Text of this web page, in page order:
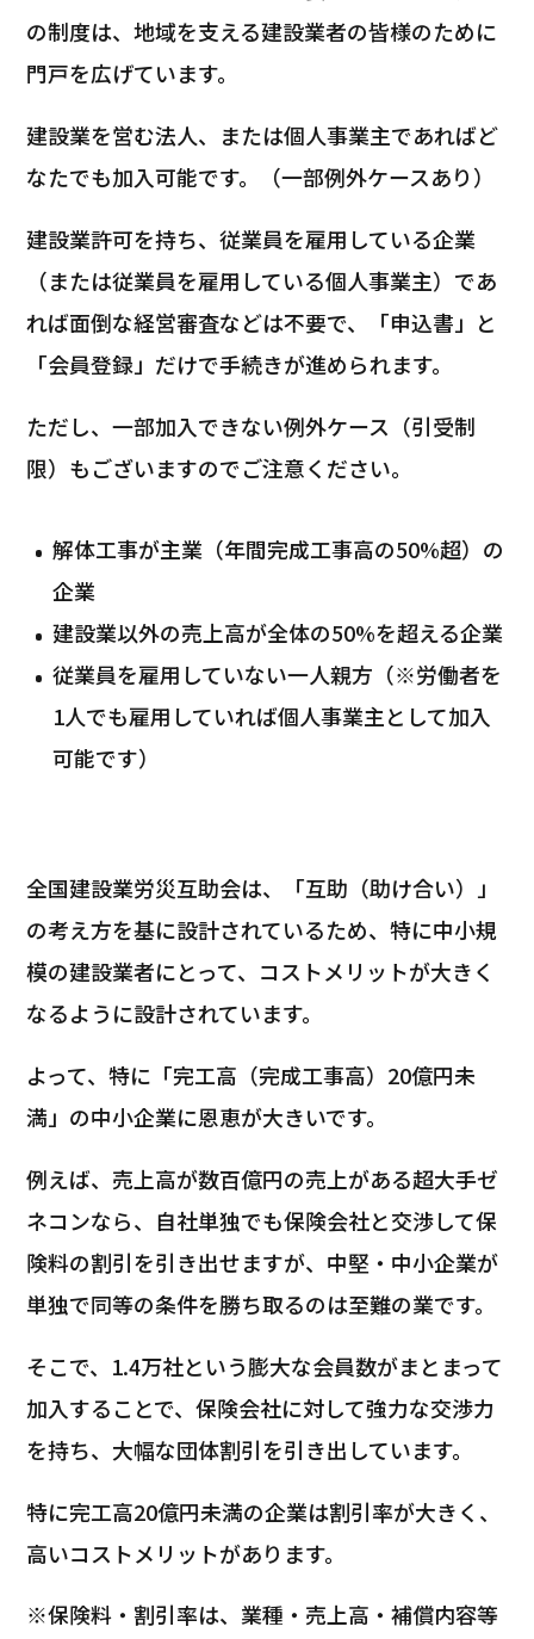
の制度は、地域を支える建設業者の皆様のために
門戸を広げています。
建設業を営む法人、または個人事業主であればど
なたでも加入可能です。（一部例外ケースあり）
建設業許可を持ち、従業員を雇用している企業
（または従業員を雇用している個人事業主）であ
れば面倒な経営審査などは不要で、「申込書」と
「会員登録」だけで手続きが進められます。
ただし、一部加入できない例外ケース（引受制
限）もございますのでご注意ください。
解体工事が主業（年間完成工事高の50%超）の
企業
建設業以外の売上高が全体の50%を超える企業
従業員を雇用していない一人親方（※労働者を
1人でも雇用していれば個人事業主として加入
可能です）
全国建設業労災互助会は、「互助（助け合い）」
の考え方を基に設計されているため、特に中小規
模の建設業者にとって、コストメリットが大きく
なるように設計されています。
よって、特に「完工高（完成工事高）20億円未
満」の中小企業に恩恵が大きいです。
例えば、売上高が数百億円の売上がある超大手ゼ
ネコンなら、自社単独でも保険会社と交渉して保
険料の割引を引き出せますが、中堅・中小企業が
単独で同等の条件を勝ち取るのは至難の業です。
そこで、1.4万社という膨大な会員数がまとまって
加入することで、保険会社に対して強力な交渉力
を持ち、大幅な団体割引を引き出しています。
特に完工高20億円未満の企業は割引率が大きく、
高いコストメリットがあります。
※保険料・割引率は、業種・売上高・補償内容等